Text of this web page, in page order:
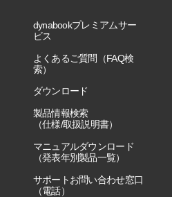
dynabookプレミアムサー
ビス
よくあるご質問（FAQ検
索）
ダウンロード
製品情報検索
（仕様/取扱説明書）
マニュアルダウンロード
（発表年別製品一覧）
サポートお問い合わせ窓口
（電話）